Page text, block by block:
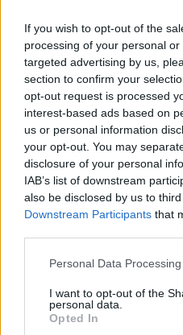
If you wish to opt-out of the
processing of your personal
targeted advertising by us,
section to confirm your
opt-out request is processed
interest-based ads based on
us or personal information
your opt-out. You may
disclosure of your personal
IAB’s list of downstream
also be disclosed by us to
Downstream Participants that
Personal Data
I want to opt-out of the
personal data.
Opted In
48.400 Kč • příspěvek na
07.08.2026 - Bosch Powertrain
48.400 Kč • náborový bonus
okres Jihlava)
06.08.2026 -Bosch Powertrain
Kč • náborový bonus 50.000
Jihlava)
Bosch
týdenní zálohy na mzdu 2.000
06.08.2026 - Bosch Powertrain
48.400 Kč • náborový bonus
... další nabídky zaměstnání